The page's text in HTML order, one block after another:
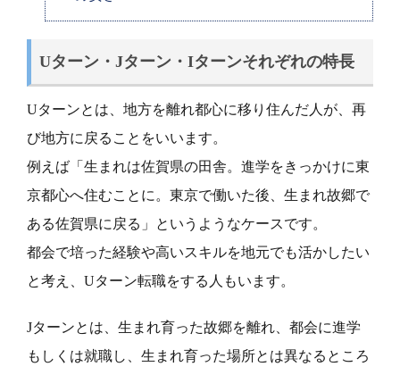
Uターン・Jターン・Iターンそれぞれの特長
Uターンとは、地方を離れ都心に移り住んだ人が、再
び地方に戻ることをいいます。
例えば「生まれは佐賀県の田舎。進学をきっかけに東
京都心へ住むことに。東京で働いた後、生まれ故郷で
ある佐賀県に戻る」というようなケースです。
都会で培った経験や高いスキルを地元でも活かしたい
と考え、Uターン転職をする人もいます。
Jターンとは、生まれ育った故郷を離れ、都会に進学
もしくは就職し、生まれ育った場所とは異なるところ